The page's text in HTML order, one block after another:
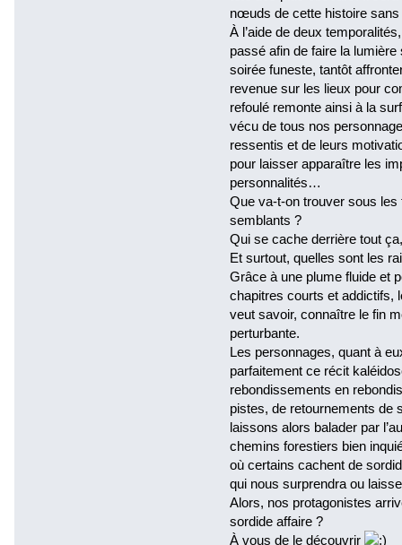
nœuds de cette histoire
À l’aide de deux
passé afin de faire la
soirée funeste, tantôt
revenue sur les lieux pour
refoulé remonte ainsi à la
vécu de tous nos
ressentis et de leurs
pour laisser apparaître les
personnalités…
Que va-t-on trouver sous
semblants ?
Qui se cache derrière tout
Et surtout, quelles sont les
Grâce à une plume fluide et
chapitres courts et addictifs,
veut savoir, connaître le fin
perturbante.
Les personnages, quant à
parfaitement ce récit
rebondissements en
pistes, de retournements de
laissons alors balader par
chemins forestiers bien
où certains cachent de
qui nous surprendra ou
Alors, nos protagonistes
sordide affaire ?
À vous de le découvrir